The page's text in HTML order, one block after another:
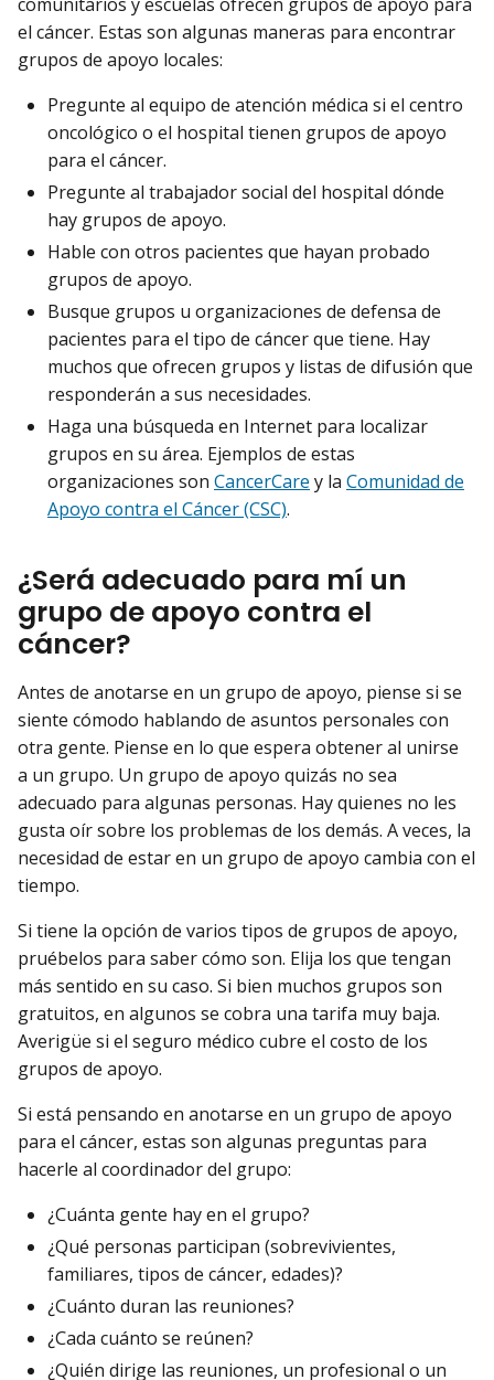
el cáncer. Estas son algunas maneras para encontrar
grupos de apoyo locales:
Pregunte al equipo de atención médica si el centro
oncológico o el hospital tienen grupos de apoyo
para el cáncer.
Pregunte al trabajador social del hospital dónde
hay grupos de apoyo.
Hable con otros pacientes que hayan probado
grupos de apoyo.
Busque grupos u organizaciones de defensa de
pacientes para el tipo de cáncer que tiene. Hay
muchos que ofrecen grupos y listas de difusión que
responderán a sus necesidades.
Haga una búsqueda en Internet para localizar
grupos en su área. Ejemplos de estas
organizaciones son CancerCare y la Comunidad de
Apoyo contra el Cáncer (CSC).
¿Será adecuado para mí un
grupo de apoyo contra el
cáncer?
Antes de anotarse en un grupo de apoyo, piense si se
siente cómodo hablando de asuntos personales con
otra gente. Piense en lo que espera obtener al unirse
a un grupo. Un grupo de apoyo quizás no sea
adecuado para algunas personas. Hay quienes no les
gusta oír sobre los problemas de los demás. A veces, la
necesidad de estar en un grupo de apoyo cambia con el
tiempo.
Si tiene la opción de varios tipos de grupos de apoyo,
pruébelos para saber cómo son. Elija los que tengan
más sentido en su caso. Si bien muchos grupos son
gratuitos, en algunos se cobra una tarifa muy baja.
Averigüe si el seguro médico cubre el costo de los
grupos de apoyo.
Si está pensando en anotarse en un grupo de apoyo
para el cáncer, estas son algunas preguntas para
hacerle al coordinador del grupo:
¿Cuánta gente hay en el grupo?
¿Qué personas participan (sobrevivientes,
familiares, tipos de cáncer, edades)?
¿Cuánto duran las reuniones?
¿Cada cuánto se reúnen?
¿Quién dirige las reuniones, un profesional o un